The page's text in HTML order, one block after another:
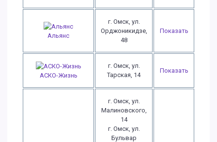
Альянс
г. Омск, ул.
Орджоникидзе,
48
Показать
АСКО-Жизнь
г. Омск, ул.
Тарская, 14
Показать
г. Омск, ул.
Малиновского,
14
г. Омск, ул.
Бульвар